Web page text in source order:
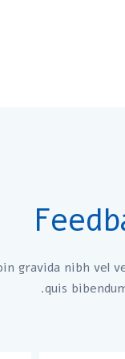
gravida nibh vel
quis